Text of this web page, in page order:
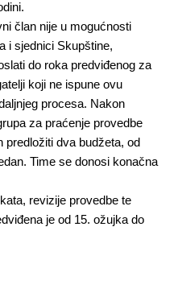
član nije u mogućnosti
i sjednici Skupštine,
do roka predviđenog za
koji ne ispune ovu
procesa. Nakon
za praćenje provedbe
predložiti dva budžeta, od
Time se donosi konačna
revizije provedbe te
je od 15. ožujka do